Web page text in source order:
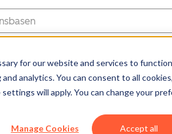
for our website and services to
analytics. You can consent to all
will apply. You can change your
Manage Cookies Accept all
Help Center